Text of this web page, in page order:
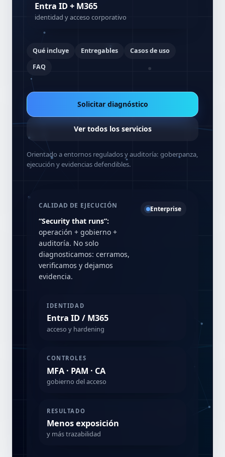
Entra ID + M365
identidad y acceso corporativo
Qué incluye Entregables
Casos de uso
FAQ
Solicitar diagnóstico
Ver todos los servicios
Orientado a entornos regulados y auditoría: gobernanza,
ejecución y evidencias defendibles.
CALIDAD DE EJECUCIÓN
“Security that runs”:
operación + gobierno +
auditoría. No solo
diagnosticamos: cerramos,
verificamos y dejamos
evidencia.
Enterprise
IDENTIDAD
Entra ID / M365
acceso y hardening
CONTROLES
MFA · PAM · CA
gobierno del acceso
RESULTADO
Menos exposición
y más trazabilidad